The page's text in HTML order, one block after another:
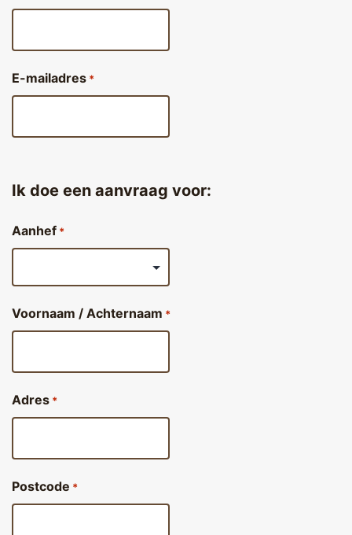
E-mailadres *
Ik doe een aanvraag voor:
Aanhef *
Voornaam / Achternaam *
Adres *
Postcode *